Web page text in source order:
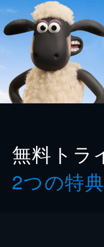
無料トラ
2つの特典